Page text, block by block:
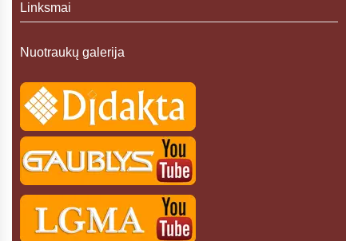
Linksmai
Nuotraukų galerija